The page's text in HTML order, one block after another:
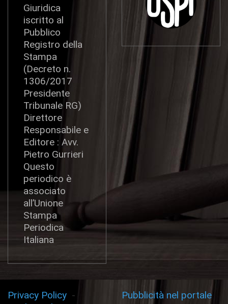
Giuridica
iscritto al
Pubblico
Registro della
Stampa
(Decreto n.
1306/2017
Presidente
Tribunale RG)
Direttore
Responsabile e
Editore : Avv.
Pietro Gurrieri
Questo
periodico è
associato
all’Unione
Stampa
Periodica
Italiana
Privacy Policy -
Pubblicità nel portale